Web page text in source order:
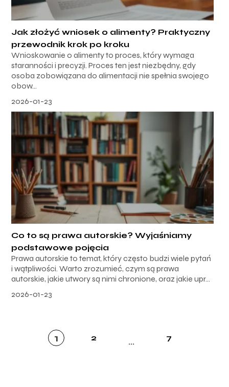
Jak złożyć wniosek o alimenty? Praktyczny
przewodnik krok po kroku
Wnioskowanie o alimenty to proces, który wymaga
staranności i precyzji. Proces ten jest niezbędny, gdy
osoba zobowiązana do alimentacji nie spełnia swojego
obow...
2026-01-23
Co to są prawa autorskie? Wyjaśniamy
podstawowe pojęcia
Prawa autorskie to temat, który często budzi wiele pytań
i wątpliwości. Warto zrozumieć, czym są prawa
autorskie, jakie utwory są nimi chronione, oraz jakie upr...
2026-01-23
1 2 ... 7